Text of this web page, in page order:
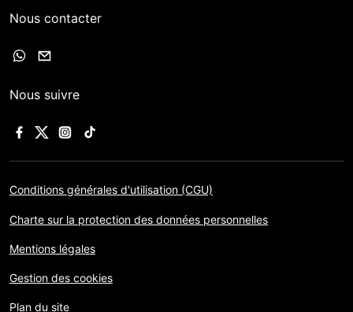
Nous contacter
Nous suivre
Conditions générales d'utilisation (CGU)
Charte sur la protection des données personnelles
Mentions légales
Gestion des cookies
Plan du site